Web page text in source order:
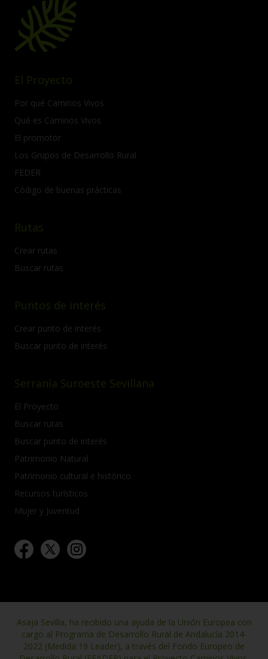
El Proyecto
Por qué Caminos Vivos
Qué es Caminos Vivos
El promotor
Los Grupos de Desarrollo Rural
FEDER
Código de buenas prácticas
Rutas
Crear rutas
Buscar rutas
Puntos de interés
Crear punto de interés
Buscar punto de interés
Serranía Suroeste Sevillana
El Proyecto
Buscar rutas
Buscar punto de interés
Patrimonio Natural
Patrimonio cultural e histórico
Recursos turísticos
Mujer y Juventud
Asaja Sevilla, ha recibido una ayuda de la Unión Europea con
cargo al Programa de Desarrollo Rural de Andalucía 2014-
2022 (Medida 19 Leader), a través del Fondo Europeo de